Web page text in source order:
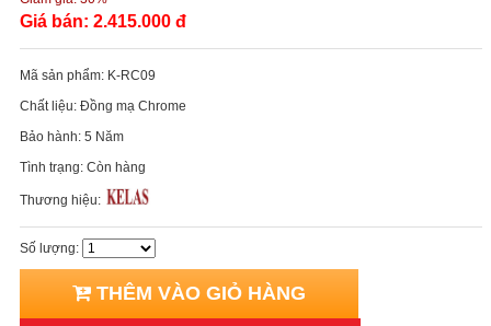
Giá bán: 2.415.000 đ
Mã sản phẩm: K-RC09
Chất liệu: Đồng mạ Chrome
Bảo hành: 5 Năm
Tình trạng: Còn hàng
Thương hiệu:
Số lượng:
THÊM VÀO GIỎ HÀNG